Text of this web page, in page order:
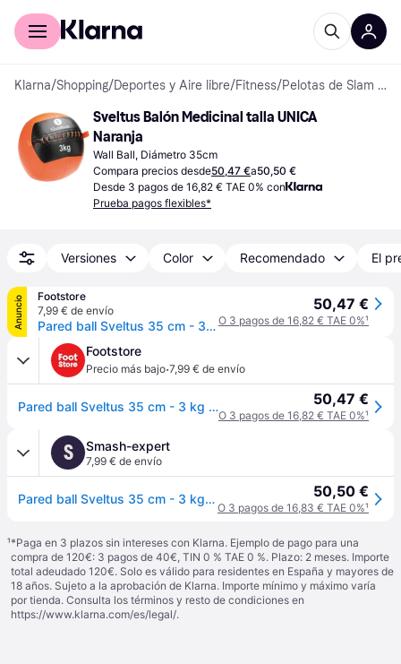
Comprar con Klarna
Klarna/Shopping/Deportes y Aire libre/Fitness/ Pelotas de Slam y Pared
Sveltus Balón Medicinal talla UNICA
Naranja
Wall Ball, Diámetro 35cm
Compara precios desde50,47 €a50,50 €
Desde 3 pagos de 16,82 € TAE 0% con
Prueba pagos flexibles*
Versiones Color Recomendado El
Anuncio
Footstore
7,99 € de envío
Pared ball Sveltus 35 cm - 3 kg - Orange
50,47 €
O 3 pagos de 16,82 € TAE 0%¹
Footstore
Precio más bajo·7,99 € de envío
Pared ball Sveltus 35 cm - 3 kg - Orange 50,47 €
O 3 pagos de 16,82 € TAE 0%¹
S Smash-expert
7,99 € de envío
Pared ball Sveltus 35 cm - 3 kg - Orange 50,50 €
O 3 pagos de 16,83 € TAE 0%¹
¹*Paga en 3 plazos sin intereses con Klarna. Ejemplo de pago para una
compra de 120€: 3 pagos de 40€, TIN 0 % TAE 0 %. Plazo: 2 meses. Importe
total adeudado 120€. Solo es válido para residentes en España y mayores de
18 años. Sujeto a la aprobación de Klarna. Importe mínimo y máximo varía
por tienda. Consulta los términos y resto de condiciones en
https://www.klarna.com/es/legal/.